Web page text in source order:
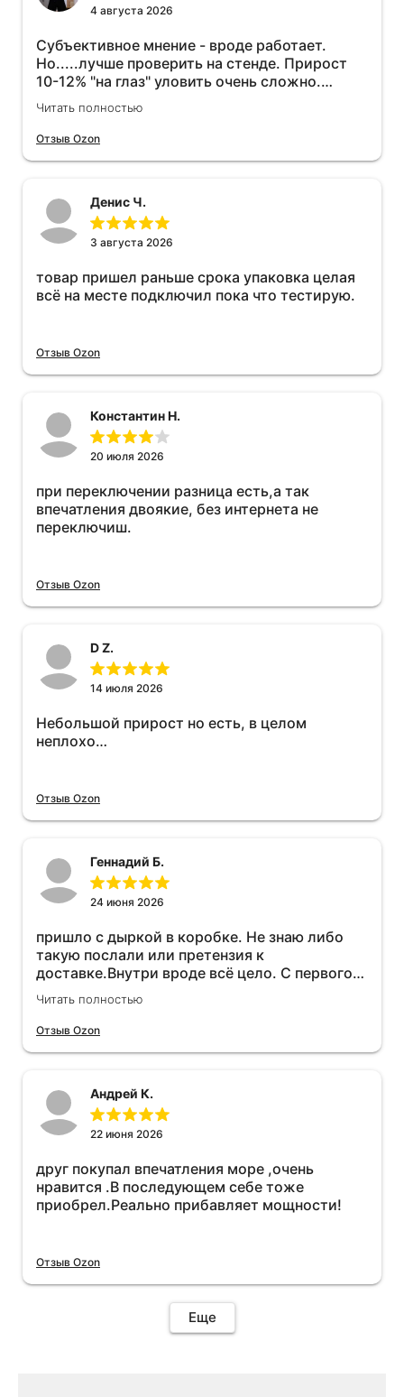
4 августа 2026
Субъективное мнение - вроде работает.
Но.....лучше проверить на стенде. Прирост
10-12% "на глаз" уловить очень сложно.
Покатаюсь, потом отключу и посмотрю, что
будет 😁.
Читать полностью
Отзыв Ozon
Денис Ч.
3 августа 2026
товар пришел раньше срока упаковка целая
всё на месте подключил пока что тестирую.
Отзыв Ozon
Константин Н.
20 июля 2026
при переключении разница есть,а так
впечатления двоякие, без интернета не
переключиш.
Отзыв Ozon
D Z.
14 июля 2026
Небольшой прирост но есть, в целом
неплохо…
Отзыв Ozon
Геннадий Б.
24 июня 2026
пришло с дыркой в коробке. Не знаю либо
такую послали или претензия к
доставке.Внутри вроде всё цело. С первого
раза установить не получается не знаю
может интернет дурит. Четыре звёзды за
упаковку с дыркой.Как опробую дополню
всё установилось по работе устройства
дополню позже ещё не проехал 120
км.Дополняю после пробега 120 км
более энергичный расход не
увеличился.Всем рекомендую к покупке.
Читать полностью
Отзыв Ozon
Андрей К.
22 июня 2026
друг покупал впечатления море ,очень
нравится .В последующем себе тоже
приобрел.Реально прибавляет мощности!
Отзыв Ozon
Еще